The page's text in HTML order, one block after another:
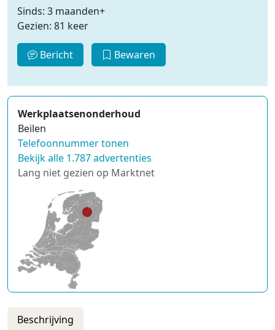
Sinds: 3 maanden+
Gezien: 81 keer
Bericht Bewaren
Werkplaatsenonderhoud
Beilen
Telefoonnummer tonen
Bekijk alle 1.787 advertenties
Lang niet gezien op Marktnet
Beschrijving